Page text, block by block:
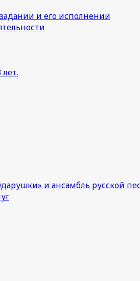
и его исполнении
и ансамбль русской